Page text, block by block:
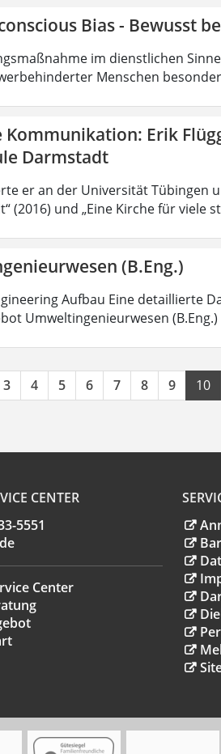
Bias - Bewusst
im dienstlichen
Menschen
Kommunikation: Erik
Darmstadt
er an der Universität Tübingen
(2016) und „Eine Kirche für viele
(B.Eng.)
Aufbau Eine detaillierte
Umweltingenieurwesen
3 4 5 6 7 8 9 10
CENTER
5551
Center